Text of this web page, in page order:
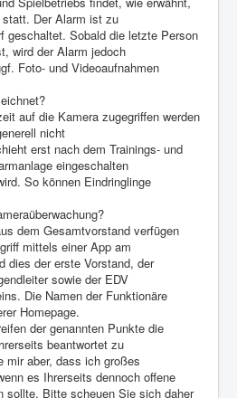
Der Alarm ist zu
geschaltet. Sobald die letzte Person
wird der Alarm jedoch
Foto- und Videoaufnahmen
auf die Kamera zugegriffen werden
nicht
erst nach dem Trainings- und
eingeschalten
So können Eindringlinge
dem Gesamtvorstand verfügen
mittels einer App am
dies der erste Vorstand, der
sowie der EDV
Die Namen der Funktionäre
Homepage.
der genannten Punkte die
beantwortet zu
mir aber, dass ich großes
es Ihrerseits dennoch offene
sollte. Bitte scheuen Sie sich daher